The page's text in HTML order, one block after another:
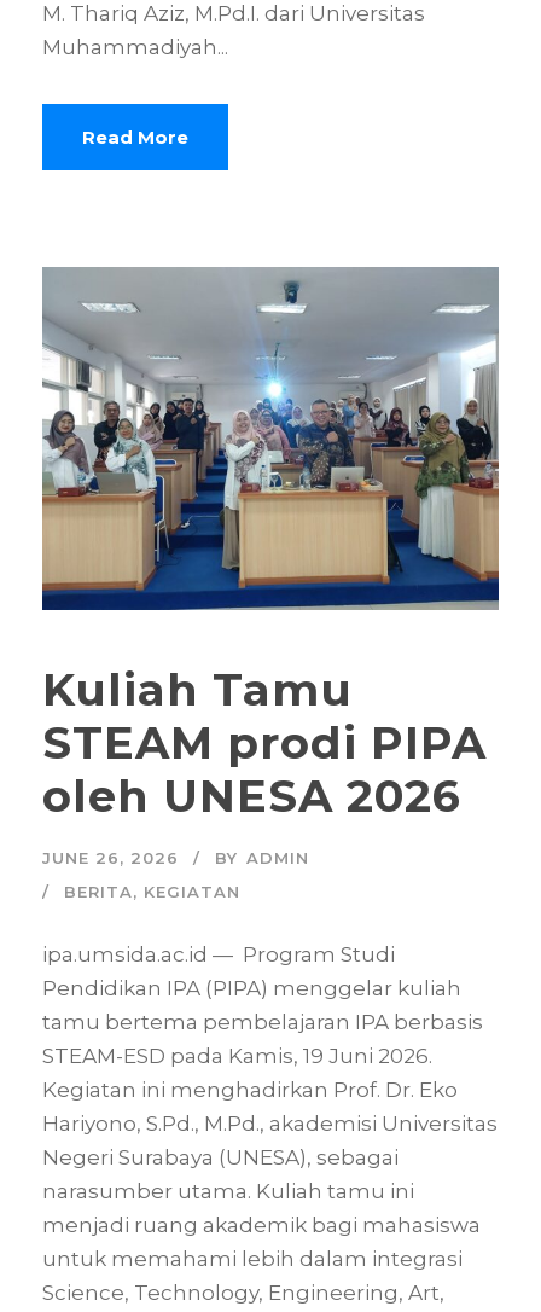
M. Thariq Aziz, M.Pd.I. dari Universitas
Muhammadiyah...
Read More
Kuliah Tamu
STEAM prodi PIPA
oleh UNESA 2026
JUNE 26, 2026 BY ADMIN
BERITA, KEGIATAN
ipa.umsida.ac.id — Program Studi
Pendidikan IPA (PIPA) menggelar kuliah
tamu bertema pembelajaran IPA berbasis
STEAM-ESD pada Kamis, 19 Juni 2026.
Kegiatan ini menghadirkan Prof. Dr. Eko
Hariyono, S.Pd., M.Pd., akademisi Universitas
Negeri Surabaya (UNESA), sebagai
narasumber utama. Kuliah tamu ini
menjadi ruang akademik bagi mahasiswa
untuk memahami lebih dalam integrasi
Science, Technology, Engineering, Art,